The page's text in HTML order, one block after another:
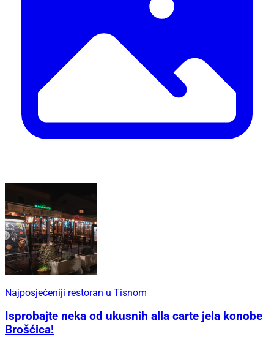
Najposjećeniji restoran u Tisnom
Isprobajte neka od ukusnih alla carte jela konobe
Brošćica!